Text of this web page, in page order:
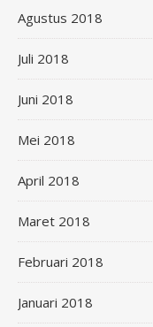
Agustus 2018
Juli 2018
Juni 2018
Mei 2018
April 2018
Maret 2018
Februari 2018
Januari 2018